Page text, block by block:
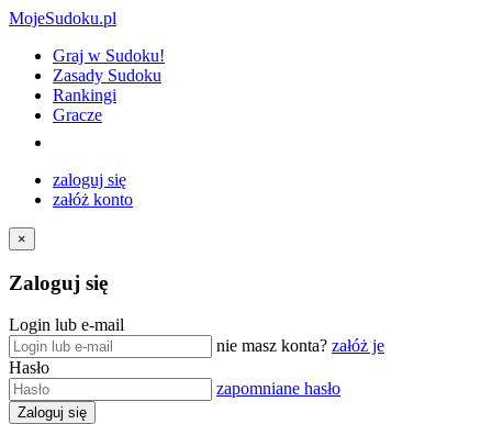
MojeSudoku.pl
Graj w Sudoku!
Zasady Sudoku
Rankingi
Gracze
zaloguj się
załóż konto
×
Zaloguj się
Login lub e-mail
nie masz konta? załóż je
Hasło
zapomniane hasło